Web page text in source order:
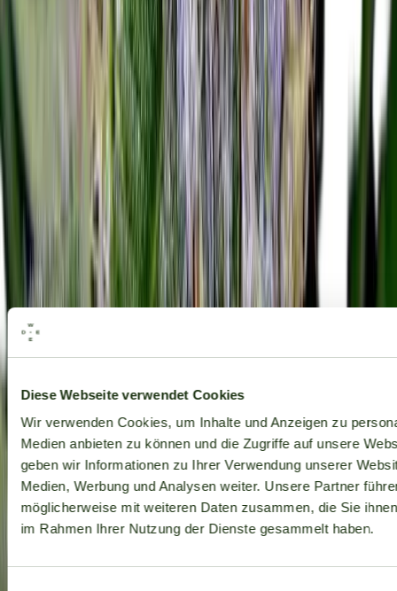
Diese Webseite verwendet Cookies
Wir verwenden Cookies, um Inhalte und Anzeigen zu
Medien anbieten zu können und die Zugriffe auf unsere
geben wir Informationen zu Ihrer Verwendung unserer
Medien, Werbung und Analysen weiter. Unsere Partner
möglicherweise mit weiteren Daten zusammen, die Sie
im Rahmen Ihrer Nutzung der Dienste gesammelt haben.